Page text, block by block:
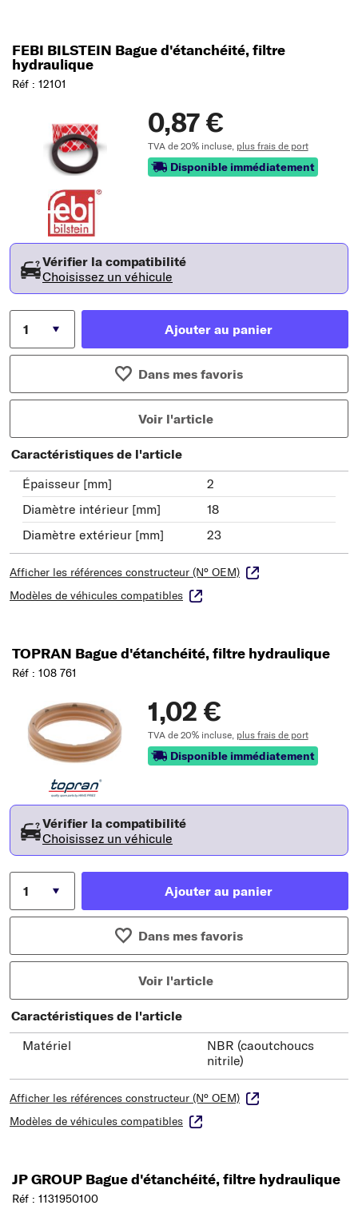
FEBI BILSTEIN Bague d'étanchéité, filtre
hydraulique
Réf : 12101
0,87 €
TVA de 20% incluse, plus frais de port
Disponible immédiatement
Vérifier la compatibilité
Choisissez un véhicule
Ajouter au panier
Dans mes favoris
Voir l'article
Caractéristiques de l'article
Épaisseur [mm]
2
Diamètre intérieur [mm]
18
Diamètre extérieur [mm]
23
Afficher les références constructeur (N° OEM)
Modèles de véhicules compatibles
TOPRAN Bague d'étanchéité, filtre hydraulique
Réf : 108 761
1,02 €
TVA de 20% incluse, plus frais de port
Disponible immédiatement
Vérifier la compatibilité
Choisissez un véhicule
Ajouter au panier
Dans mes favoris
Voir l'article
Caractéristiques de l'article
Matériel
NBR (caoutchoucs
nitrile)
Afficher les références constructeur (N° OEM)
Modèles de véhicules compatibles
JP GROUP Bague d'étanchéité, filtre hydraulique
Réf : 1131950100